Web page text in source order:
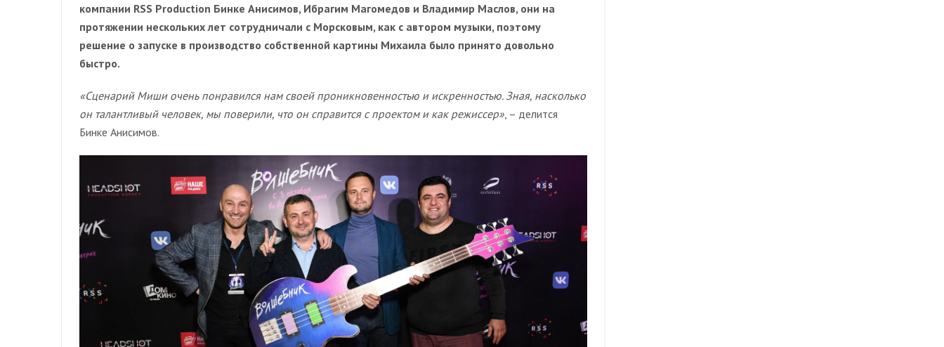
компании RSS Production Бинке Анисимов, Ибрагим Магомедов и Владимир Маслов, они на
протяжении нескольких лет сотрудничали с Морсковым, как с автором музыки, поэтому
решение о запуске в производство собственной картины Михаила было принято довольно
быстро.
«Сценарий Миши очень понравился нам своей проникновенностью и искренностью. Зная, насколько
он талантливый человек, мы поверили, что он справится с проектом и как режиссер» , – делится
Бинке Анисимов.